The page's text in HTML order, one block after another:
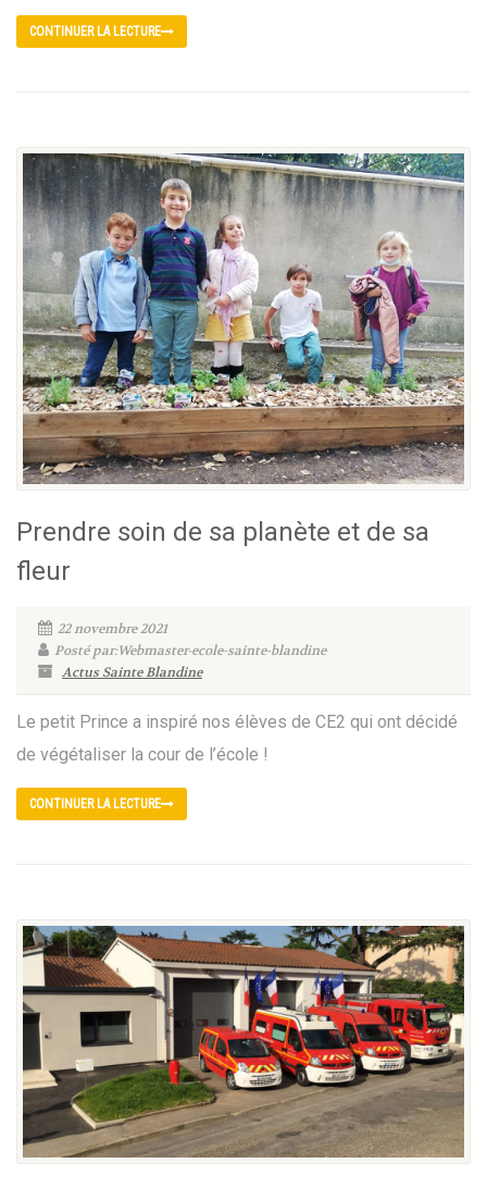
CONTINUER LA LECTURE
Prendre soin de sa planète et de sa
fleur
22 novembre 2021
Posté par:Webmaster-ecole-sainte-blandine
Actus Sainte Blandine
Le petit Prince a inspiré nos élèves de CE2 qui ont décidé
de végétaliser la cour de l’école !
CONTINUER LA LECTURE